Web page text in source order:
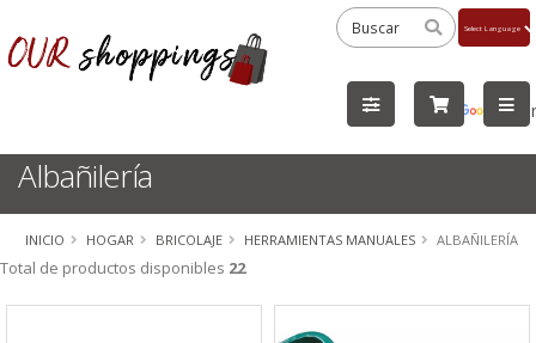
by
Albañilería
INICIO HOGAR BRICOLAJE HERRAMIENTAS MANUALES ALBAÑILERÍA
Total de productos disponibles 22